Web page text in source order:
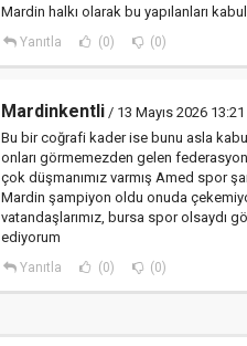
Mardin halkı olarak bu yapılanları
Yanıtla (0) (0)
Mardinkentli / 13 Mayıs 2026 13:21
Bu bir coğrafi kader ise bunu asla
onları görmemezden gelen
çok düşmanımız varmış Amed spor
Mardin şampiyon oldu onuda
vatandaşlarımız, bursa spor olsaydı
ediyorum
Yanıtla (0) (0)